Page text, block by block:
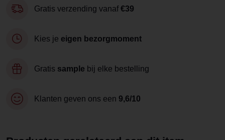
Gratis verzending vanaf €39
Kies je eigen bezorgmoment
Gratis sample bij elke bestelling
Klanten geven ons een 9,6/10